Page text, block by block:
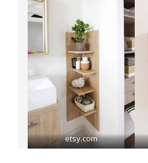
etsy.com